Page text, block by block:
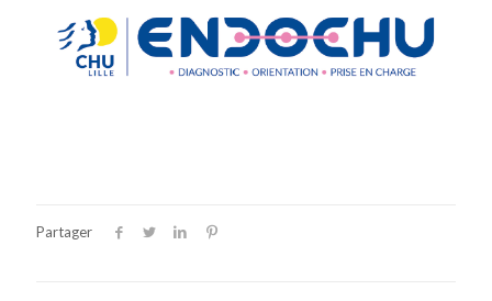
Partager